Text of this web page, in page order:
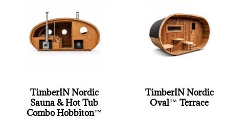
TimberIN Nordic
Sauna & Hot Tub
Combo Hobbiton™
TimberIN Nordic
Oval™ Terrace